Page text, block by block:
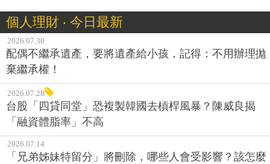
個人理財 ‧ 今日最新
2026.07.30
配偶不繼承遺產，要將遺產給小孩，記得：不用辦理拋
棄繼承權！
2026.07.28
台股「四貸同堂」恐複製韓國去槓桿風暴？陳威良揭
「融資體脂率」不高
2026.07.14
「兄弟姊妹特留分」將刪除，哪些人會受影響？該怎麼